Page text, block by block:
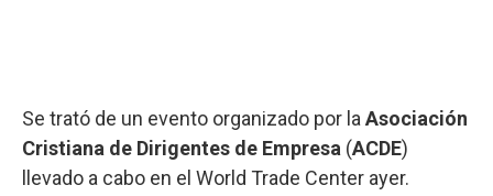
Se trató de un evento organizado por la Asociación
Cristiana de Dirigentes de Empresa (ACDE)
llevado a cabo en el World Trade Center ayer.